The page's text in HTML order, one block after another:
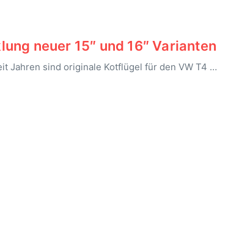
neuer 15″ und 16″ Varianten
Jahren sind originale Kotflügel für den VW T4 …